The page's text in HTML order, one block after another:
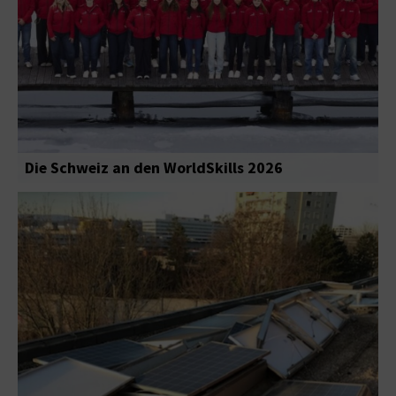
Die Schweiz an den WorldSkills 2026